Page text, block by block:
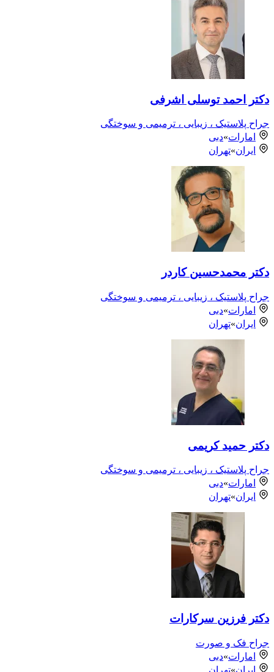
دکتر احمد توسلی اشرفی
جراح پلاستیک ، زیبایی ، ترمیمی و سوختگی
امارات»دبی
ایران»تهران
دکتر محمدحسین کاردر
جراح پلاستیک ، زیبایی ، ترمیمی و سوختگی
امارات»دبی
ایران»تهران
دکتر حمید کریمی
جراح پلاستیک ، زیبایی ، ترمیمی و سوختگی
امارات»دبی
ایران»تهران
دکتر فرزین سرکارات
جراح فک و صورت
امارات»دبی
ایران»تهران